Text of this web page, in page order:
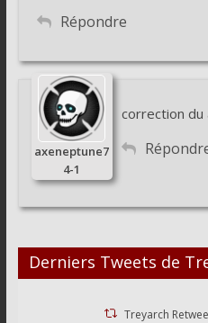
Répondre
axeneptune7
4-1
correction
Derniers Tweets de
Treyarch